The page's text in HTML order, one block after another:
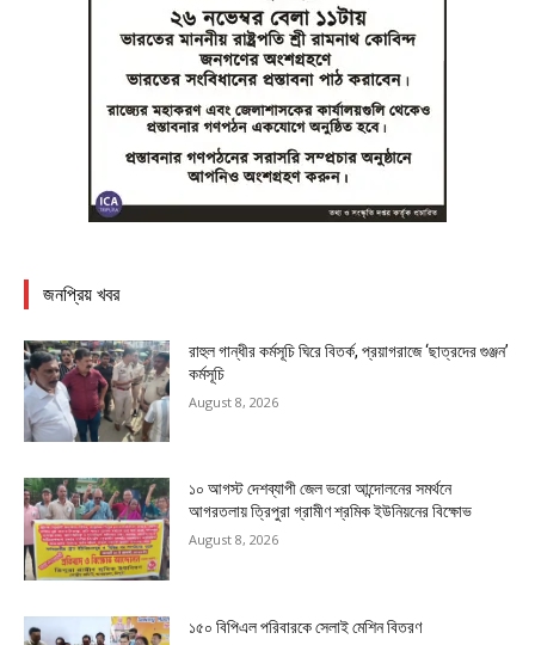
জনপ্রিয় খবর
রাহুল গান্ধীর কর্মসূচি ঘিরে বিতর্ক, প্রয়াগরাজে ‘ছাত্রদের গুঞ্জন’
কর্মসূচি
August 8, 2026
১০ আগস্ট দেশব্যাপী জেল ভরো আন্দোলনের সমর্থনে
আগরতলায় ত্রিপুরা গ্রামীণ শ্রমিক ইউনিয়নের বিক্ষোভ
August 8, 2026
১৫০ বিপিএল পরিবারকে সেলাই মেশিন বিতরণ